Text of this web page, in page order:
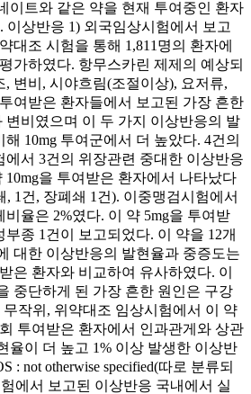
이트와 같은 약을 현재 투여중인 환자
이상반응 1) 외국임상시험에서 보고
대조 시험을 통해 1,811명의 환자에
가하였다. 항무스카린 제제의 예상되
변비, 시야흐림(조절이상), 요저류,
여받은 환자들에서 보고된 가장 흔한
변비였으며 이 두 가지 이상반응의 발
10mg 투여군에서 더 높았다. 4건의
에서 3건의 위장관련 중대한 이상반응
10mg을 투여받은 환자에서 나타났다
1건, 장폐쇄 1건). 이중맹검시험에서
율은 2%였다. 이 약 5mg을 투여받
종 1건이 보고되었다. 이 약을 12개
대한 이상반응의 발현율과 중증도는
은 환자와 비교하여 유사하였다. 이
중단하게 된 가장 흔한 원인은 구강
무작위, 위약대조 임상시험에서 이 약
투여받은 환자에서 인과관게와 상관
율이 더 높고 1% 이상 발생한 이상반
: not otherwise specified(따로 분류되
에서 보고된 이상반응 국내에서 실